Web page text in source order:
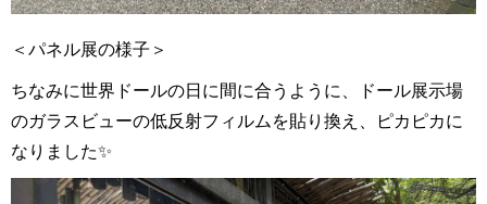
＜パネル展の様子＞
ちなみに世界ドールの日に間に合うように、ドール展示場
のガラスビューの低反射フィルムを貼り換え、ピカピカに
なりました✨